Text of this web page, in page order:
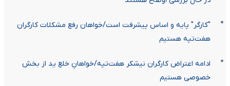
"کارگر" پایه و اساس پیشرفت است/خواهان رفع مشکلات کارگران
هفت‌تپه هستیم
ادامه اعتراض کارگران نیشکر هفت‌تپه/خواهانِ خلع ید از بخش
خصوصی هستیم